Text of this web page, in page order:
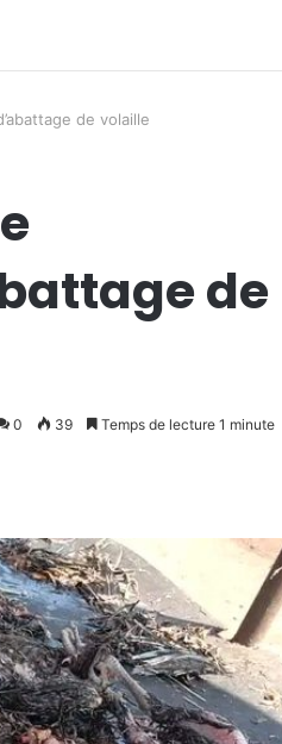
de volaille
de
0 39 Temps de lecture 1 minute